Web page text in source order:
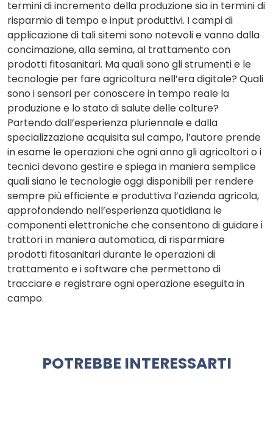
termini di incremento della produzione sia in termini di
risparmio di tempo e input produttivi. I campi di
applicazione di tali sitemi sono notevoli e vanno dalla
concimazione, alla semina, al trattamento con
prodotti fitosanitari. Ma quali sono gli strumenti e le
tecnologie per fare agricoltura nell’era digitale? Quali
sono i sensori per conoscere in tempo reale la
produzione e lo stato di salute delle colture?
Partendo dall’esperienza pluriennale e dalla
specializzazione acquisita sul campo, l’autore prende
in esame le operazioni che ogni anno gli agricoltori o i
tecnici devono gestire e spiega in maniera semplice
quali siano le tecnologie oggi disponibili per rendere
sempre più efficiente e produttiva l’azienda agricola,
approfondendo nell’esperienza quotidiana le
componenti elettroniche che consentono di guidare i
trattori in maniera automatica, di risparmiare
prodotti fitosanitari durante le operazioni di
trattamento e i software che permettono di
tracciare e registrare ogni operazione eseguita in
campo.
POTREBBE INTERESSARTI